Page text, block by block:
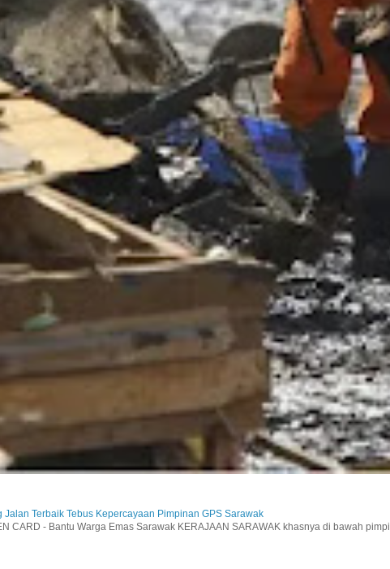
Jalan Terbaik Tebus Kepercayaan Pimpinan GPS Sarawak
CARD - Bantu Warga Emas Sarawak KERAJAAN SARAWAK khasnya di bawah